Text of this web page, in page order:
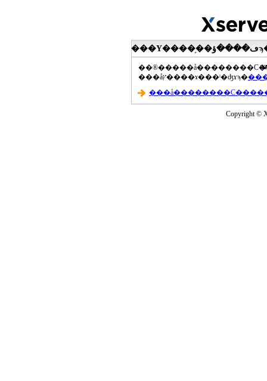
���Υ����֥��ڡ����ؤϡ��ޤ��ۡ���ڡ��������åץ����ɤ���Ƥ��ޤ���agua-
���åץ����ɤ���ˡ�ʤɤϡ�
Copyright ©